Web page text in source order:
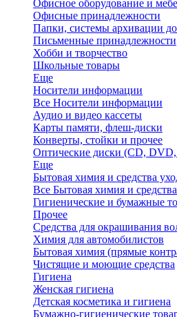
Офисное оборудование и
Офисные принадлежности
Папки, системы архивации
Письменные принадлежности
Хобби и творчество
Школьные товары
Еще
Носители информации
Все Носители информации
Аудио и видео кассеты
Карты памяти, флеш-диски
Конверты, стойки и прочее
Оптические диски (CD,
Еще
Бытовая химия и средства
Все Бытовая химия и
Гигиенические и бумажные
Прочее
Средства для окрашивания
Химия для автомобилистов
Бытовая химия (прямые
Чистящие и моющие средства
Гигиена
Женская гигиена
Детская косметика и гигиена
Бумажно-гигиенические